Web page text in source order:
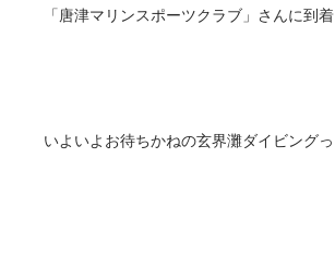
「唐津マリンスポーツクラブ」さんに到着
いよいよお待ちかねの玄界灘ダイビングっ